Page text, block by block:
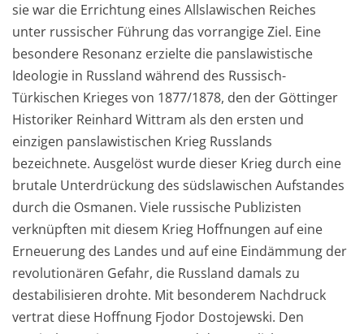
siewar die Errichtung eines Allslawischen Reiches
unter russischer Führung das vorrangige Ziel. Eine
besondere Resonanz erzielte die panslawistische
Ideologie in Russland während des Russisch-
Türkischen Krieges von 1877/1878, den der Göttinger
Historiker Reinhard Wittram als den ersten und
einzigen panslawistischen Krieg Russlands
bezeichnete. Ausgelöst wurde dieser Krieg durch eine
brutale Unterdrückung des südslawischen Aufstandes
durch die Osmanen. Viele russische Publizisten
verknüpften mit diesem Krieg Hoffnungen auf eine
Erneuerung des Landes und auf eine Eindämmung der
revolutionären Gefahr, die Russland damals zu
destabilisieren drohte. Mit besonderem Nachdruck
vertrat diese Hoffnung Fjodor Dostojewski. Den